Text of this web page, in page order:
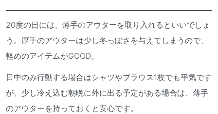
20度の日には、薄手のアウターを取り入れるといいでしょ
う。厚手のアウターは少し冬っぽさを与えてしまうので、
軽めのアイテムがGOOD。
日中のみ行動する場合はシャツやブラウス1枚でも平気です
が、少し冷え込む朝晩に外に出る予定がある場合は、薄手
のアウターを持っておくと安心です。